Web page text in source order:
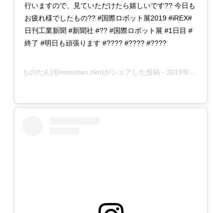
行いますので、見ていただけたら嬉しいです?? 今日も
お疲れ様でしたもの?? #国際ロボット展2019 #iREX#
日刊工業新聞 #新聞社 #?? #国際ロボット展 #1日目 #
終了 #明日も頑張ります #???? #???? #????
ものたん(@monotan.nkn)がシェアした投稿 - 2019年12月月18日午前2時39分PST